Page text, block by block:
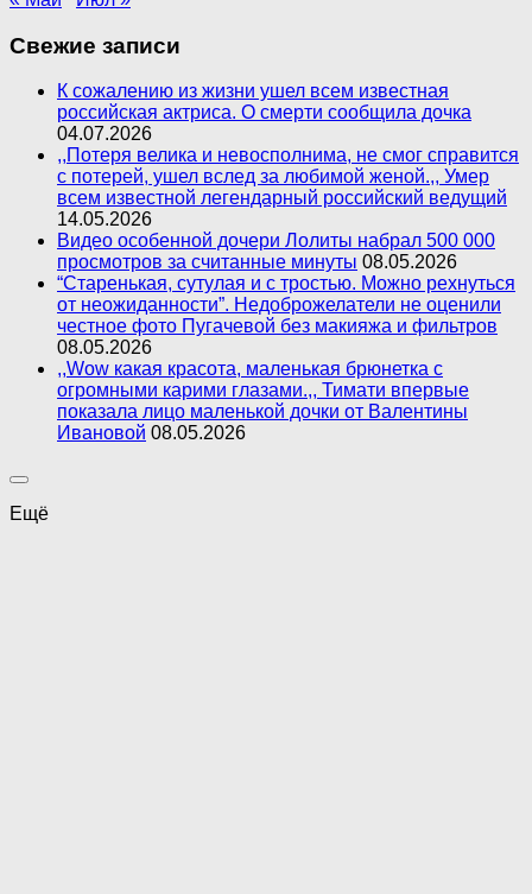
Свежие записи
К сожалению из жизни ушел всем известная
российская актриса. О смерти сообщила дочка
04.07.2026
,,Потеря велика и невосполнима, не смог справится
с потерей, ушел вслед за любимой женой.,, Умер
всем известной легендарный российский ведущий
14.05.2026
Видео особенной дочери Лолиты набрал 500 000
просмотров за считанные минуты 08.05.2026
“Старенькая, сутулая и с тростью. Можно рехнуться
от неожиданности”. Недоброжелатели не оценили
честное фото Пугачевой без макияжа и фильтров
08.05.2026
,,Wow какая красота, маленькая брюнетка с
огромными карими глазами.,, Тимати впервые
показала лицо маленькой дочки от Валентины
Ивановой 08.05.2026
Ещё